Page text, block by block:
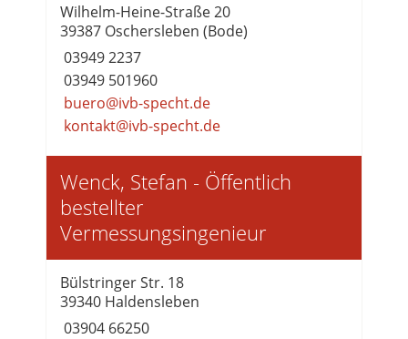
Wilhelm-Heine-Straße 20
39387 Oschersleben (Bode)
03949 2237
03949 501960
buero@ivb-specht.de
kontakt@ivb-specht.de
Wenck, Stefan - Öffentlich
bestellter
Vermessungsingenieur
Bülstringer Str. 18
39340 Haldensleben
03904 66250